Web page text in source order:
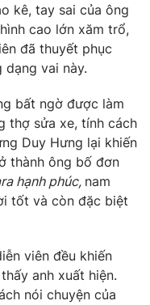
kê, tay sai của ông
cao lớn xăm trổ,
đã thuyết phục
dạng vai này.
bất ngờ được làm
thợ sửa xe, tính cách
Duy Hưng lại khiến
thành ông bố đơn
hạnh phúc, nam
tốt và còn đặc biệt
viên đều khiến
anh xuất hiện.
nói chuyện của